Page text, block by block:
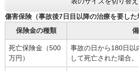
傷害保険（事故後7日目以降の治療を要した
保険金の種類
死亡保険金（500
万円）
事故の日から180日以
して死亡された場合。